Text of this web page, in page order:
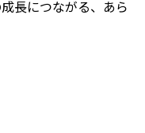
長につながる、あら